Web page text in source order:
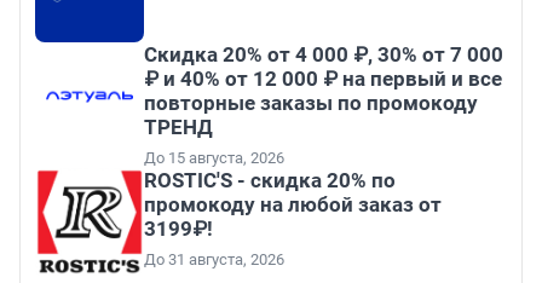
Скидка 20% от 4 000 ₽, 30% от 7 000
₽ и 40% от 12 000 ₽ на первый и все
повторные заказы по промокоду
ТРЕНД
До 15 августа, 2026
ROSTIC'S - скидка 20% по
промокоду на любой заказ от
3199₽!
До 31 августа, 2026